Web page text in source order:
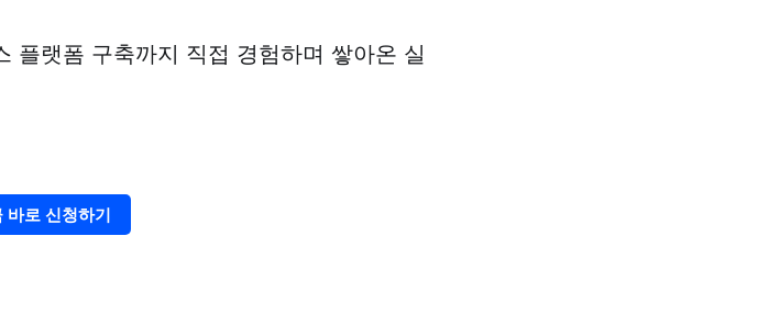
플랫폼 구축까지 직접 경험하며 쌓아온 실
바로 신청하기